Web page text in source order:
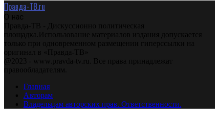
Правда-ТВ.ru
О нас
Правда-ТВ - Дискуссионно политическая
площадка.Использование материалов издания допускается
только при одновременном размещении гиперссылки на
оригинал в «Правда-ТВ»
@2023 - www.pravda-tv.ru. Все права принадлежат
правообладателям.
Главная
Авторам
Владельцам авторских прав. Ответственности.